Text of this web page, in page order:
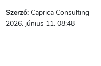
Szerző: Caprica Consulting
2026. június 11. 08:48